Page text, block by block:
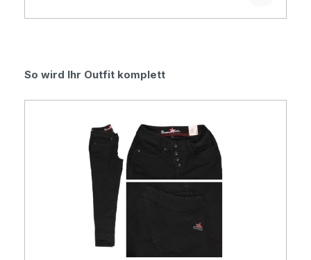
Produktgalerie überspringen
So wird Ihr Outfit komplett